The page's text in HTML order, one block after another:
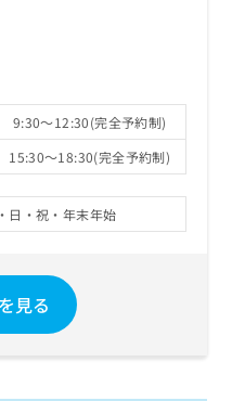
9:30～12:30(完全予約制)
～18:30(完全予約制)
日・祝・年末年始
見る